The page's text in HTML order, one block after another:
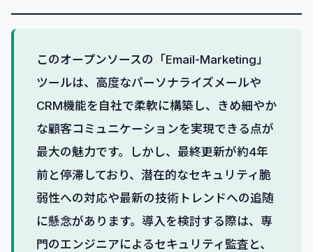
このオープンソースの「Email-Marketing」
ツールは、高度なパーソナライズメールや
CRM機能を自社で柔軟に構築し、きめ細やか
な顧客コミュニケーションを実現できる点が
最大の魅力です。しかし、最終更新が約4年
前と停滞しており、潜在的なセキュリティ脆
弱性への対応や最新の技術トレンドへの追随
に懸念があります。導入を検討する際は、専
門のエンジニアによるセキュリティ監査と、